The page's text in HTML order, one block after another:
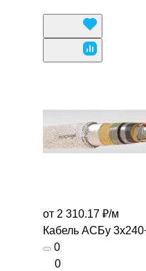
от 2 310.17 ₽/м
Кабель АСБу
0
0